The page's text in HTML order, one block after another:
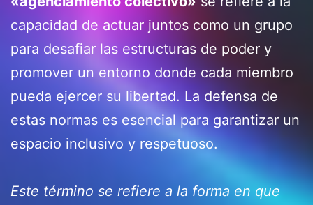
capacidad de actuar juntos como un grupo
para desafiar las estructuras de poder y
promover un entorno donde cada miembro
pueda ejercer su libertad. La defensa de
estas normas es esencial para garantizar un
espacio inclusivo y respetuoso.
Este término se refiere a la forma en que